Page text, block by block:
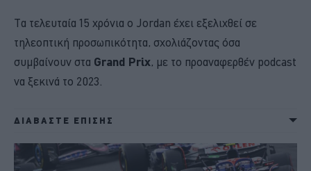
Τα τελευταία 15 χρόνια ο Jordan έχει εξελιχθεί σε
τηλεοπτική προσωπικότητα, σχολιάζοντας όσα
συμβαίνουν στα Grand Prix, με το προαναφερθέν podcast
να ξεκινά το 2023.
ΔΙΑΒΑΣΤΕ ΕΠΙΣΗΣ